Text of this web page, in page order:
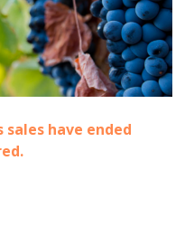
have ended